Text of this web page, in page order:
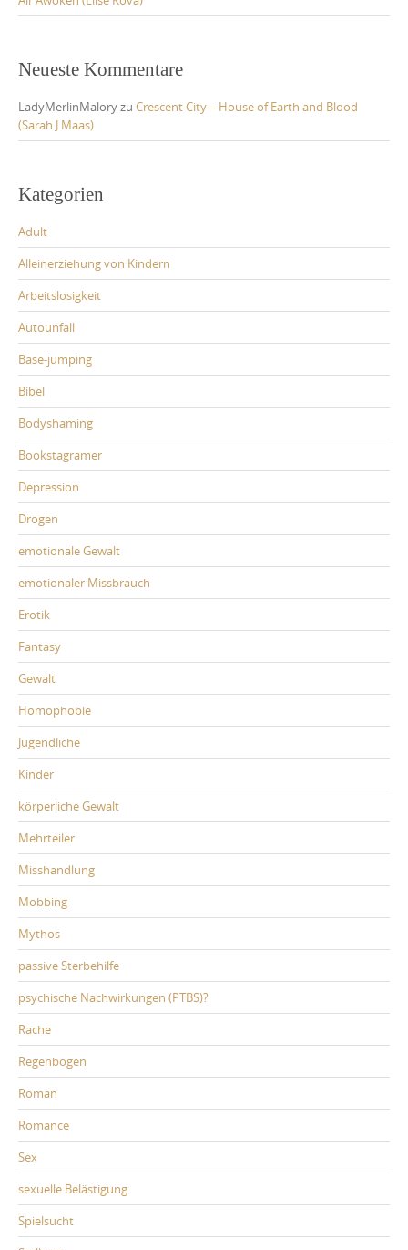
Neueste Kommentare
LadyMerlinMaloryzu Crescent City – House of Earth and Blood
(Sarah J Maas)
Kategorien
Adult
Alleinerziehung von Kindern
Arbeitslosigkeit
Autounfall
Base-jumping
Bibel
Bodyshaming
Bookstagramer
Depression
Drogen
emotionale Gewalt
emotionaler Missbrauch
Erotik
Fantasy
Gewalt
Homophobie
Jugendliche
Kinder
körperliche Gewalt
Mehrteiler
Misshandlung
Mobbing
Mythos
passive Sterbehilfe
psychische Nachwirkungen (PTBS)?
Rache
Regenbogen
Roman
Romance
Sex
sexuelle Belästigung
Spielsucht